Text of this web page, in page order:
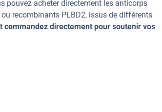
pouvez acheter directement les anticorps
recombinants PLBD2, issus de différents
commandez directement pour soutenir vos